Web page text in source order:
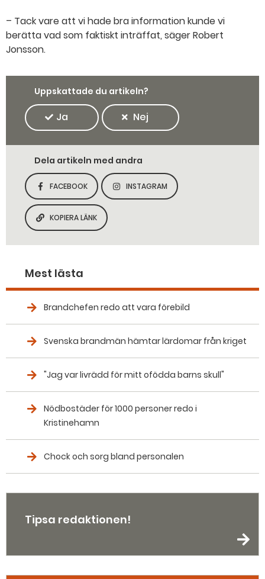
– Tack vare att vi hade bra information kunde vi
berätta vad som faktiskt inträffat, säger Robert
Jonsson.
Uppskattade du artikeln?
Ja Nej
Dela artikeln med andra
DELA SIDAN PÅ
FACEBOOK
DELA SIDAN PÅ
INSTAGRAM
KOPIERA SIDANS LÄNK
KOPIERA LÄNK
Mest lästa
Brandchefen redo att vara förebild
Svenska brandmän hämtar lärdomar från kriget
"Jag var livrädd för mitt ofödda barns skull"
Nödbostäder för 1000 personer redo i
Kristinehamn
Chock och sorg bland personalen
Tipsa redaktionen!